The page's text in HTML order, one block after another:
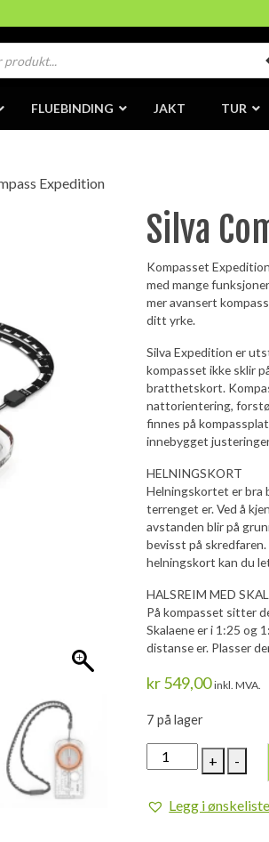
FLUEBINDING JAKT TUR
Expedition
Silva
Kompasset
med mange
mer avansert
ditt yrke.
Silva Expedition er
kompasset ikke sklir
bratthetskort.
nattorientering,
finnes på
innebygget
HELNINGSKORT
Helningskortet er bra
terrenget er. Ved å
avstanden blir på
bevisst på skredfaren.
helningskort kan du
HALSREIM MED
På kompasset sitter
Skalaene er i 1:25 og
distanse er. Plasser
kr549,00 inkl. MVA.
7 på lager
+
Silva
Compass
antall
-
Legg i